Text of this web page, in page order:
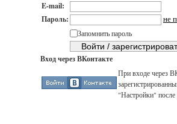
E-mail:
Пароль:
не
Запомнить пароль
Вход через ВКонтакте
При входе через
"Настройки" после